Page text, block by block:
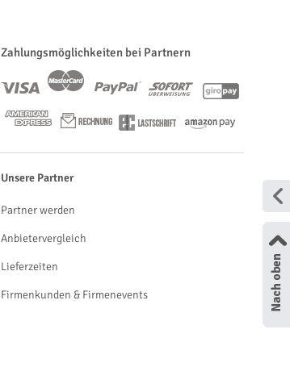
Zahlungsmöglichkeiten bei Partnern
Unsere Partner
Partner werden
Anbietervergleich
Lieferzeiten
Firmenkunden & Firmenevents